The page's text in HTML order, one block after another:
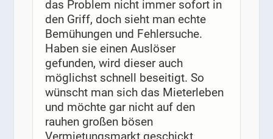
das Problem nicht immer sofort in
den Griff, doch sieht man echte
Bemühungen und Fehlersuche.
Haben sie einen Auslöser
gefunden, wird dieser auch
möglichst schnell beseitigt. So
wünscht man sich das Mieterleben
und möchte gar nicht auf den
rauhen großen bösen